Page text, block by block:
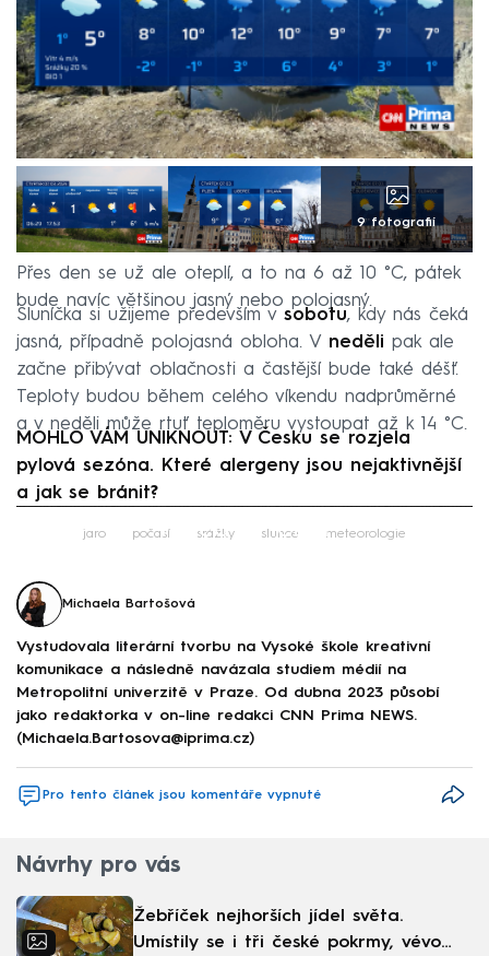
9 fotografií
Přes den se už ale oteplí, a to na 6 až 10 °C, pátek
bude navíc většinou jasný nebo polojasný.
Sluníčka si užijeme především v sobotu, kdy nás čeká
jasná, případně polojasná obloha. V neděli pak ale
začne přibývat oblačnosti a častější bude také déšť.
Teploty budou během celého víkendu nadprůměrné
a v neděli může rtuť teploměru vystoupat až k 14 °C.
MOHLO VÁM UNIKNOUT: V Česku se rozjela
pylová sezóna. Které alergeny jsou nejaktivnější
a jak se bránit?
Failed to fetch
jaro počasí srážky slunce meteorologie
Michaela Bartošová
Vystudovala literární tvorbu na Vysoké škole kreativní
komunikace a následně navázala studiem médií na
Metropolitní univerzitě v Praze. Od dubna 2023 působí
jako redaktorka v on-line redakci CNN Prima NEWS.
(Michaela.Bartosova@iprima.cz)
Pro tento článek jsou komentáře vypnuté
Návrhy pro vás
Žebříček nejhorších jídel světa.
Umístily se i tři české pokrmy, vévodí